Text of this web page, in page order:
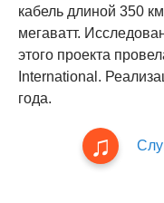
кабель длиной 350
мегаватт.
этого проекта
International.
года.